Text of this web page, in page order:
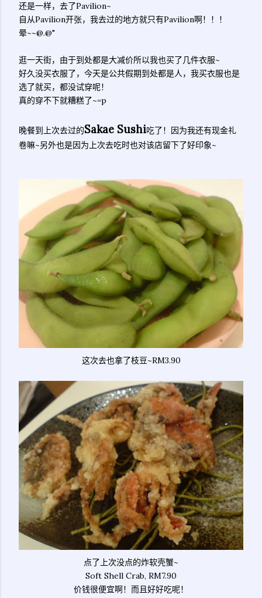
还是一样，去了Pavilion~
自从Pavilion开张，我去过的地方就只有Pavilion啊！！！
晕~~@.@"
逛一天街，由于到处都是大减价所以我也买了几件衣服~
好久没买衣服了，今天是公共假期到处都是人，我买衣服也是
选了就买，都没试穿呢！
真的穿不下就糟糕了~=p
晚餐到上次去过的Sakae Sushi吃了！因为我还有现金礼
卷嘛~另外也是因为上次去吃时也对该店留下了好印象~
这次去也拿了枝豆~RM3.90
点了上次没点的炸软壳蟹~
Soft Shell Crab, RM7.90
价钱很便宜啊！而且好好吃呢！